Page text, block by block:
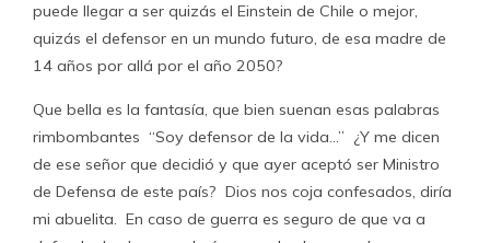
puede llegar a ser quizás el Einstein de Chile o mejor,
quizás el defensor en un mundo futuro, de esa madre de
14 años por allá por el año 2050?
Que bella es la fantasía, que bien suenan esas palabras
rimbombantes “Soy defensor de la vida…” ¿Y me dicen
de ese señor que decidió y que ayer aceptó ser Ministro
de Defensa de este país? Dios nos coja confesados, diría
mi abuelita. En caso de guerra es seguro de que va a